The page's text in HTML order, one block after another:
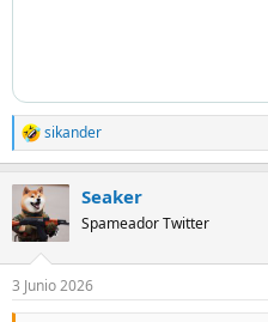
R
e
c
c
i
e
s
sikander
Seaker
Spameador Twitter
3 Junio 2026